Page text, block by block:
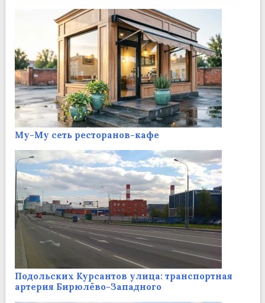
Му-Му сеть ресторанов-кафе
Подольских Курсантов улица: транспортная
артерия Бирюлёво-Западного